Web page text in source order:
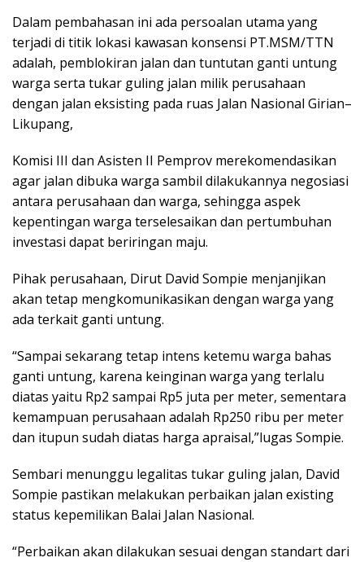
Dalam pembahasan ini ada persoalan utama yang
terjadi di titik lokasi kawasan konsensi PT.MSM/TTN
adalah, pemblokiran jalan dan tuntutan ganti untung
warga serta tukar guling jalan milik perusahaan
dengan jalan eksisting pada ruas Jalan Nasional Girian–
Likupang,
Komisi III dan Asisten II Pemprov merekomendasikan
agar jalan dibuka warga sambil dilakukannya negosiasi
antara perusahaan dan warga, sehingga aspek
kepentingan warga terselesaikan dan pertumbuhan
investasi dapat beriringan maju.
Pihak perusahaan, Dirut David Sompie menjanjikan
akan tetap mengkomunikasikan dengan warga yang
ada terkait ganti untung.
“Sampai sekarang tetap intens ketemu warga bahas
ganti untung, karena keinginan warga yang terlalu
diatas yaitu Rp2 sampai Rp5 juta per meter, sementara
kemampuan perusahaan adalah Rp250 ribu per meter
dan itupun sudah diatas harga apraisal,”lugas Sompie.
Sembari menunggu legalitas tukar guling jalan, David
Sompie pastikan melakukan perbaikan jalan existing
status kepemilikan Balai Jalan Nasional.
“Perbaikan akan dilakukan sesuai dengan standart dari